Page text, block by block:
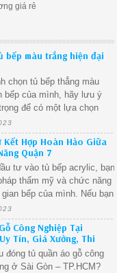
giá rẻ
bếp màu trắng hiện đại
chọn tủ bếp thẳng màu
bếp của mình, hãy lưu ý
để có một lựa chọn
chúng trong thời gian dài.
Hợp Hoàn Hảo Giữa
Quận 7
tư vào tủ bếp acrylic, bạn
thẩm mỹ và chức năng
bếp của mình. Nếu bạn
gian bếp đẹp và tiện nghi,
sự lựa chọn thông minh.
Công Nghiệp Tại
Tín, Giá Xưởng, Thi
đóng tủ quần áo gỗ công
ở Sài Gòn – TP.HCM?